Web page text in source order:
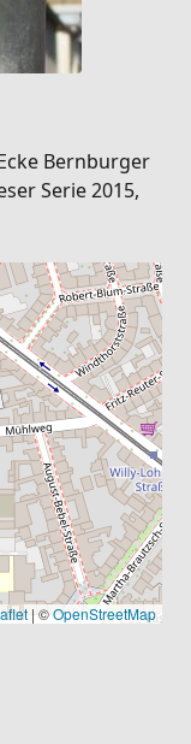
Bernburger
Serie 2015,
| ©OpenStreetMap